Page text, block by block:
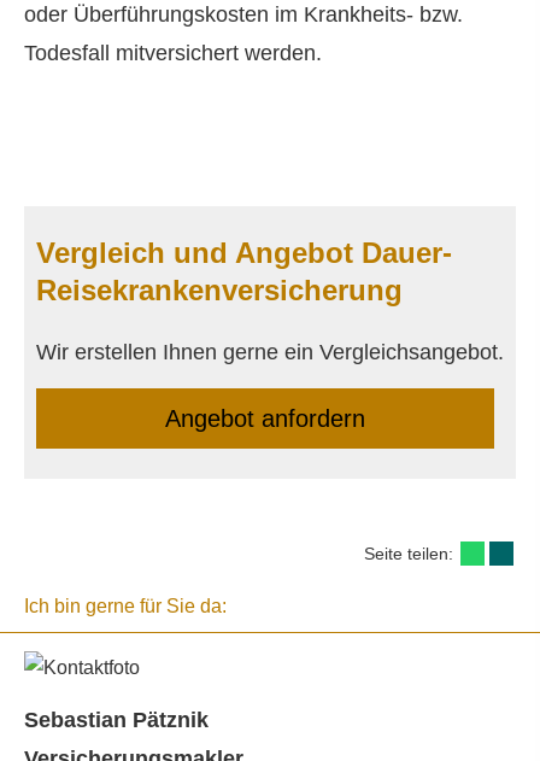
oder Überführungskosten im Krankheits- bzw.
Todesfall mitversichert werden.
Vergleich und Angebot Dauer-
Reise­kranken­ver­si­che­rung
Wir erstellen Ihnen gerne ein Vergleichsangebot.
An­ge­bot an­for­dern
Seite teilen:
Ich bin gerne für Sie da:
Sebastian Pätznik